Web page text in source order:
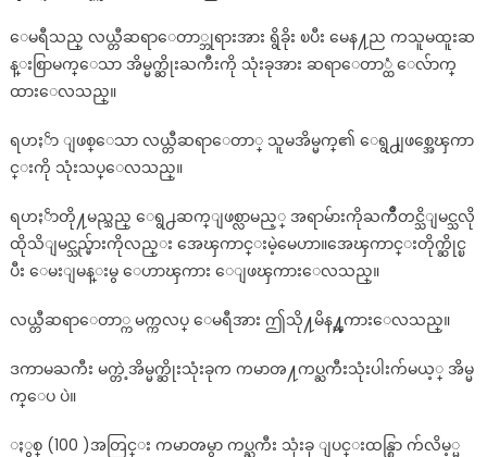
ေမရီသည္ လယ္တီဆရာေတာ္ဘုရားအား ရွိခိုး ၿပီး မေန႔ည ကသူမထူးဆ
န္းစြာမက္ေသာ အိမ္မက္ဆိုးႀကီးကို သုံးခုအား ဆရာေတာ္ထံ ေလ်ာက္
ထားေလသည္။
ရဟႏၲာ ျဖစ္ေသာ လယ္တီဆရာေတာ္ သူမအိမ္မက္၏ ေရွ႕ျဖစ္အေၾကာ
င္းကို သုံးသပ္ေလသည္။
ရဟႏၲာတို႔မည္သည္ ေရွ႕ဆက္ျဖစ္လာမည့္ အရာမ်ားကိုႀကိဳတင္သိျမင္သလို
ထိုသိျမင္သည္မ်ားကိုလည္း အေၾကာင္းမဲ့မေဟာ။အေၾကာင္းတိုက္ဆိုင္ၿ
ပီး ေမးျမန္းမွ ေဟာၾကား ေျဖၾကားေလသည္။
လယ္တီဆရာေတာ္က မက္ကလပ္ ေမရီအား ဤသို႔မိန႔္ၾကားေလသည္။
ဒကာမႀကီး မက္တဲ့အိမ္မက္ဆိုးသုံးခုက ကမာၻ႔ကပ္ႀကီးသုံးပါးက်မယ့္ အိမ္မ
က္ေပ ပဲ။
ႏွစ္ (100 )အတြင္း ကမာၻမွာ ကပ္ႀကီး သုံးခု ျပင္းထန္စြာ က်လိမ့္မ